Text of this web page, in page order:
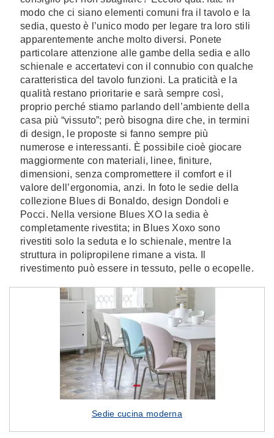
modo che ci siano elementi comuni fra il tavolo e la
sedia, questo è l’unico modo per legare tra loro stili
apparentemente anche molto diversi. Ponete
particolare attenzione alle gambe della sedia e allo
schienale e accertatevi con il connubio con qualche
caratteristica del tavolo funzioni. La praticità e la
qualità restano prioritarie e sarà sempre così,
proprio perché stiamo parlando dell’ambiente della
casa più “vissuto”; però bisogna dire che, in termini
di design, le proposte si fanno sempre più
numerose e interessanti. È possibile cioè giocare
maggiormente con materiali, linee, finiture,
dimensioni, senza compromettere il comfort e il
valore dell’ergonomia, anzi. In foto le sedie della
collezione Blues di Bonaldo, design Dondoli e
Pocci. Nella versione Blues XO la sedia è
completamente rivestita; in Blues Xoxo sono
rivestiti solo la seduta e lo schienale, mentre la
struttura in polipropilene rimane a vista. Il
rivestimento può essere in tessuto, pelle o ecopelle.
Sedie cucina moderna